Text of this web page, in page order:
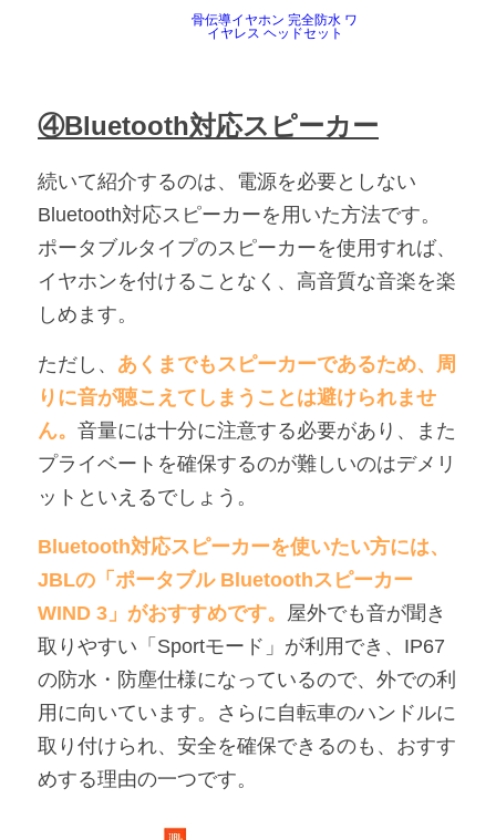
骨伝導イヤホン 完全防水 ワ
イヤレス ヘッドセット
④Bluetooth対応スピーカー
続いて紹介するのは、電源を必要としない
Bluetooth対応スピーカーを用いた方法です。
ポータブルタイプのスピーカーを使用すれば、
イヤホンを付けることなく、高音質な音楽を楽
しめます。
ただし、 あくまでもスピーカーであるため、周
りに音が聴こえてしまうことは避けられませ
ん。 音量には十分に注意する必要があり、また
プライベートを確保するのが難しいのはデメリ
ットといえるでしょう。
Bluetooth対応スピーカーを使いたい方には、
JBLの「ポータブル Bluetoothスピーカー
WIND 3」がおすすめです。 屋外でも音が聞き
取りやすい「Sportモード」が利用でき、IP67
の防水・防塵仕様になっているので、外での利
用に向いています。さらに自転車のハンドルに
取り付けられ、安全を確保できるのも、おすす
めする理由の一つです。